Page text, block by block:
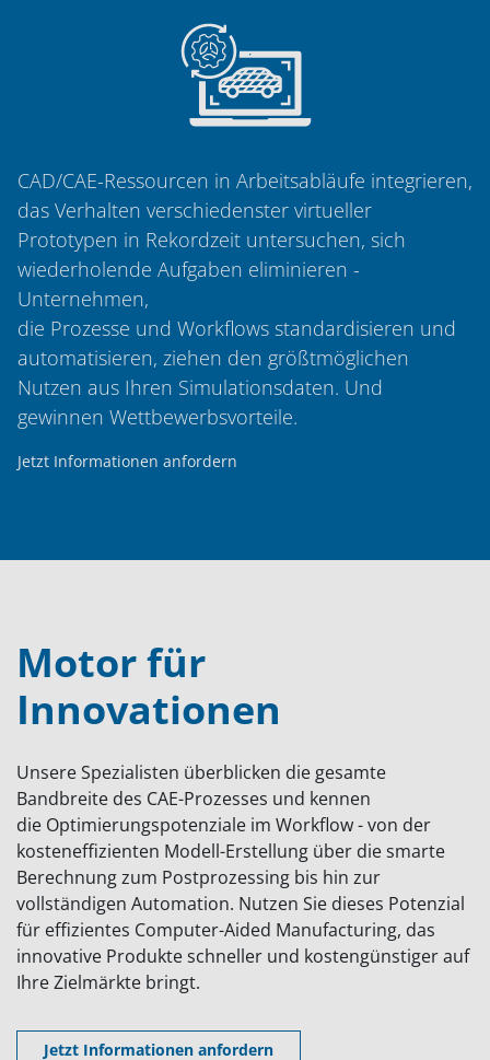
CAD/CAE-Ressourcen in Arbeitsabläufe integrieren,
das Verhalten verschiedenster virtueller
Prototypen in Rekordzeit untersuchen, sich
wiederholende Aufgaben eliminieren -
Unternehmen,
die Prozesse und Workflows standardisieren und
automatisieren, ziehen den größtmöglichen
Nutzen aus Ihren Simulationsdaten. Und
gewinnen Wettbewerbsvorteile.
Jetzt Informationen anfordern
Motor für
Innovationen
Unsere Spezialisten überblicken die gesamte
Bandbreite des CAE-Prozesses und kennen
die Optimierungspotenziale im Workflow - von der
kosteneffizienten Modell-Erstellung über die smarte
Berechnung zum Postprozessing bis hin zur
vollständigen Automation. Nutzen Sie dieses Potenzial
für effizientes Computer-Aided Manufacturing, das
innovative Produkte schneller und kostengünstiger auf
Ihre Zielmärkte bringt.
Jetzt Informationen anfordern